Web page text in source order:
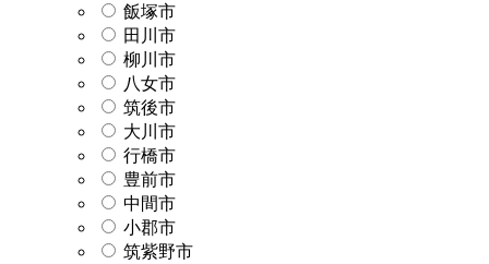
飯塚市
田川市
柳川市
八女市
筑後市
大川市
行橋市
豊前市
中間市
小郡市
筑紫野市